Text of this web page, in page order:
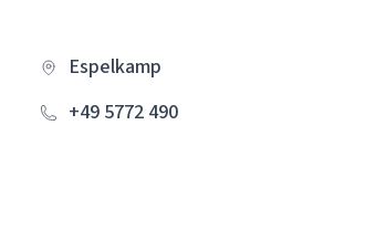
Espelkamp
+49 5772 490